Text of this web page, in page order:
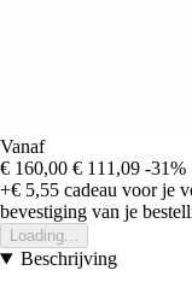
Vanaf
€ 160,00 € 111,09 -31%
+€ 5,55 cadeau voor je
bevestiging van je
Loading...
Beschrijving